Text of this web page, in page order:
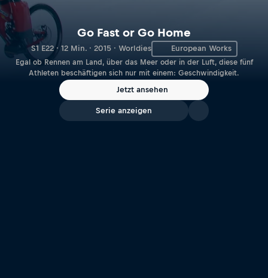
Go Fast or Go Home
S1 E22 · 12 Min. · 2015 · Worldies European Works
Egal ob Rennen am Land, über das Meer oder in der Luft, diese fünf
Athleten beschäftigen sich nur mit einem: Geschwindigkeit.
Jetzt ansehen
Serie anzeigen